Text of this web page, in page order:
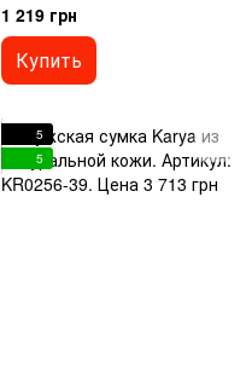
1 219 грн
Купить
5
5